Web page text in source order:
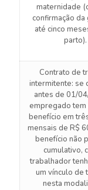
maternidade
confirmação da
até cinco
parto).
Contrato de
intermitente: se
antes de 01/
empregado tem
benefício em
mensais de R$
benefício não
cumulativo,
trabalhador
um vínculo de
nesta